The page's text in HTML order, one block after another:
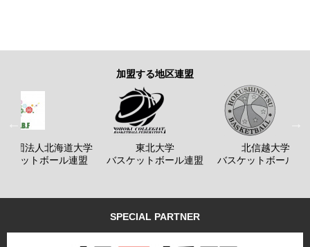
加盟する地区連盟
社団法人北海道大学
ケットボール連盟
東北大学
バスケットボール連盟
北信越大学
バスケットボール連
SPECIAL PARTNER